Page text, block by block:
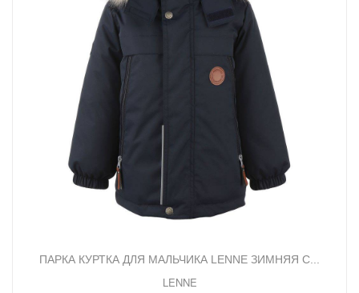
ПАРКА КУРТКА ДЛЯ МАЛЬЧИКА LENNE ЗИМНЯЯ С...
LENNE